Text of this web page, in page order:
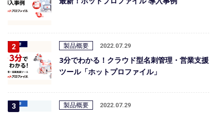
製品概要 2022.07.29
3分でわかる！クラウド型名刺管理・営業支援
ツール「ホットプロファイル」
製品概要 2022.07.29